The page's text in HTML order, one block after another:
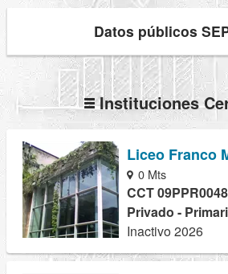
Datos públicos
Instituciones
Liceo Franco
0 Mts
CCT
Privado -
Inactivo 2026